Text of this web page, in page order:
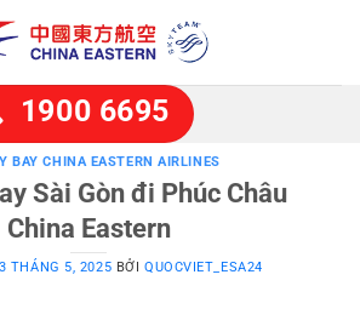
1900 6695
BAY CHINA EASTERN AIRLINES
Sài Gòn đi Phúc Châu
China Eastern
THÁNG 5, 2025 BỞI QUOCVIET_ESA24